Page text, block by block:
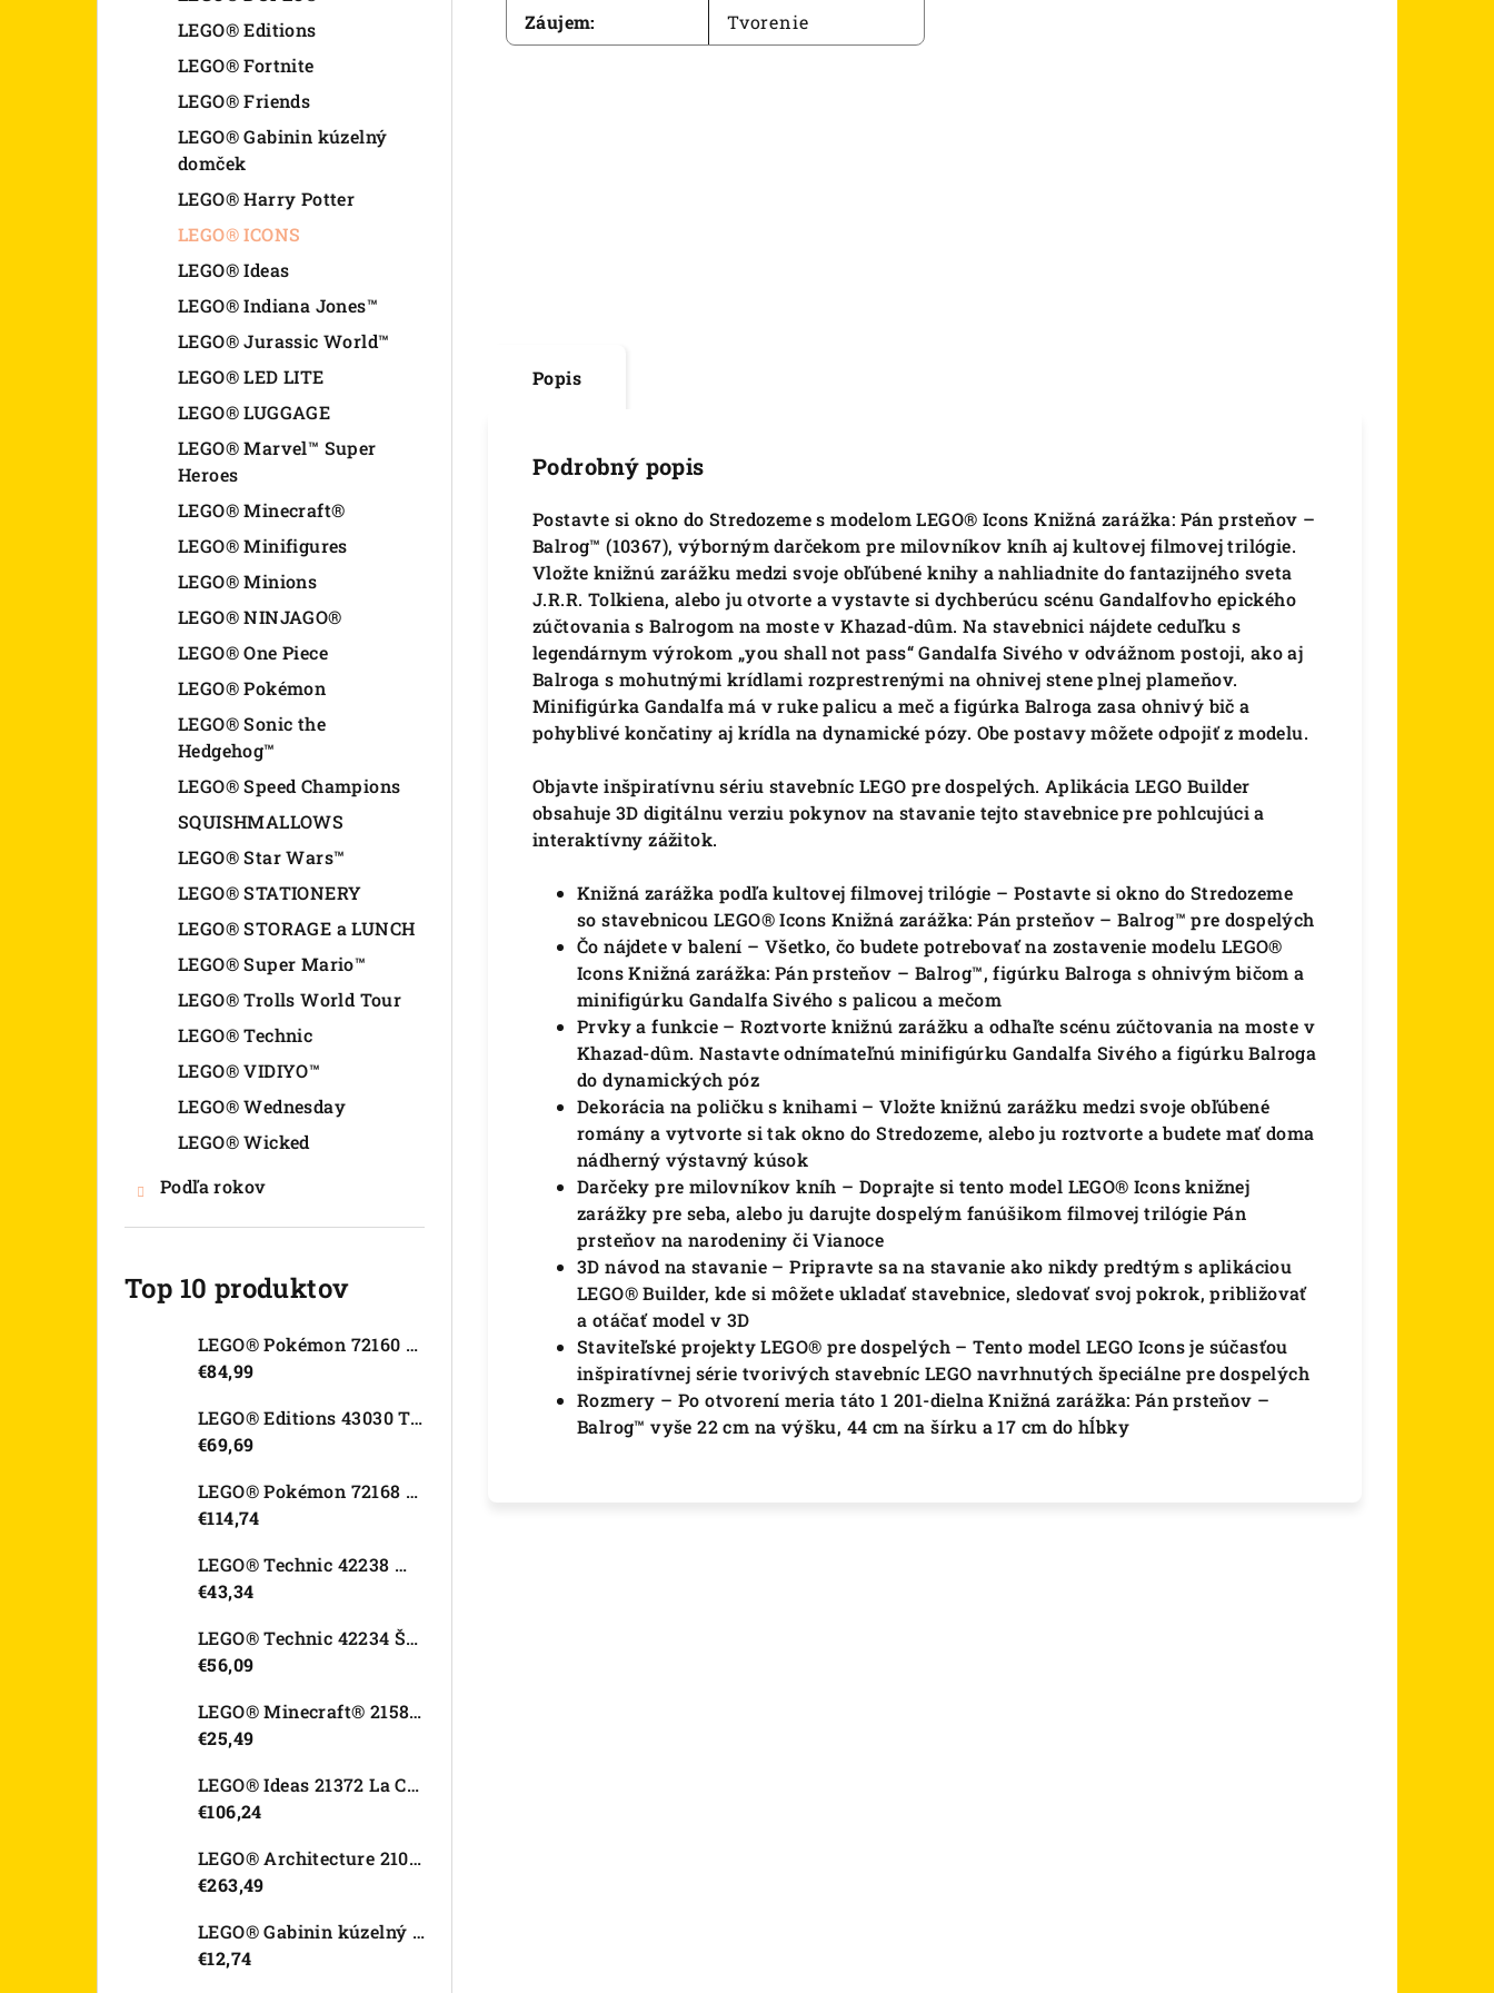
LEGO® Editions
LEGO® Fortnite
LEGO® Friends
LEGO® Gabinin kúzelný
domček
LEGO® Harry Potter
LEGO® ICONS
LEGO® Ideas
LEGO® Indiana Jones™
LEGO® Jurassic World™
LEGO® LED LITE
LEGO® LUGGAGE
LEGO® Marvel™ Super
Heroes
LEGO® Minecraft®
LEGO® Minifigures
LEGO® Minions
LEGO® NINJAGO®
LEGO® One Piece
LEGO® Pokémon
LEGO® Sonic the
Hedgehog™
LEGO® Speed Champions
SQUISHMALLOWS
LEGO® Star Wars™
LEGO® STATIONERY
LEGO® STORAGE a LUNCH
LEGO® Super Mario™
LEGO® Trolls World Tour
LEGO® Technic
LEGO® VIDIYO™
LEGO® Wednesday
LEGO® Wicked
Podľa rokov
Top 10 produktov
LEGO® Pokémon 72160 Arcanine
€84,99
LEGO® Editions 43030 Tajná skrýša Olivie Rodrigo
€69,69
LEGO® Pokémon 72168 Rayquaza
€114,74
LEGO® Technic 42238 Motorka Ducati Desmo450 MX Factory
€43,34
LEGO® Technic 42234 Športové auto Dodge Viper GTS-R
€56,09
LEGO® Minecraft® 21582 Kurací džokej
€25,49
LEGO® Ideas 21372 La Catrina
€106,24
LEGO® Architecture 21067 Tower Bridge
€263,49
LEGO® Gabinin kúzelný domček 11212 Záhradný domček Víly mačičky
€12,74
Záujem: Tvorenie
Popis
Podrobný popis
Postavte si okno do Stredozeme s modelom LEGO® Icons Knižná zarážka: Pán prsteňov –
Balrog™ (10367), výborným darčekom pre milovníkov kníh aj kultovej filmovej trilógie.
Vložte knižnú zarážku medzi svoje obľúbené knihy a nahliadnite do fantazijného sveta
J.R.R. Tolkiena, alebo ju otvorte a vystavte si dychberúcu scénu Gandalfovho epického
zúčtovania s Balrogom na moste v Khazad-dûm. Na stavebnici nájdete ceduľku s
legendárnym výrokom „you shall not pass“ Gandalfa Sivého v odvážnom postoji, ako aj
Balroga s mohutnými krídlami rozprestrenými na ohnivej stene plnej plameňov.
Minifigúrka Gandalfa má v ruke palicu a meč a figúrka Balroga zasa ohnivý bič a
pohyblivé končatiny aj krídla na dynamické pózy. Obe postavy môžete odpojiť z modelu.
Objavte inšpiratívnu sériu stavebníc LEGO pre dospelých. Aplikácia LEGO Builder
obsahuje 3D digitálnu verziu pokynov na stavanie tejto stavebnice pre pohlcujúci a
interaktívny zážitok.
Knižná zarážka podľa kultovej filmovej trilógie – Postavte si okno do Stredozeme
so stavebnicou LEGO® Icons Knižná zarážka: Pán prsteňov – Balrog™ pre dospelých
Čo nájdete v balení – Všetko, čo budete potrebovať na zostavenie modelu LEGO®
Icons Knižná zarážka: Pán prsteňov – Balrog™, figúrku Balroga s ohnivým bičom a
minifigúrku Gandalfa Sivého s palicou a mečom
Prvky a funkcie – Roztvorte knižnú zarážku a odhaľte scénu zúčtovania na moste v
Khazad-dûm. Nastavte odnímateľnú minifigúrku Gandalfa Sivého a figúrku Balroga
do dynamických póz
Dekorácia na poličku s knihami – Vložte knižnú zarážku medzi svoje obľúbené
romány a vytvorte si tak okno do Stredozeme, alebo ju roztvorte a budete mať doma
nádherný výstavný kúsok
Darčeky pre milovníkov kníh – Doprajte si tento model LEGO® Icons knižnej
zarážky pre seba, alebo ju darujte dospelým fanúšikom filmovej trilógie Pán
prsteňov na narodeniny či Vianoce
3D návod na stavanie – Pripravte sa na stavanie ako nikdy predtým s aplikáciou
LEGO® Builder, kde si môžete ukladať stavebnice, sledovať svoj pokrok, približovať
a otáčať model v 3D
Staviteľské projekty LEGO® pre dospelých – Tento model LEGO Icons je súčasťou
inšpiratívnej série tvorivých stavebníc LEGO navrhnutých špeciálne pre dospelých
Rozmery – Po otvorení meria táto 1 201-dielna Knižná zarážka: Pán prsteňov –
Balrog™ vyše 22 cm na výšku, 44 cm na šírku a 17 cm do hĺbky